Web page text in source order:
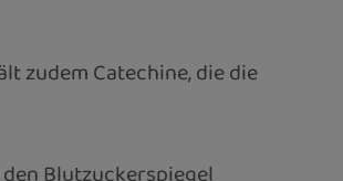
zudem Catechine, die die